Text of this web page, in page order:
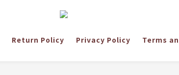
Return Policy Privacy Policy Terms